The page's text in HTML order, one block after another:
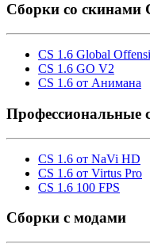
Сборки со скинами
CS 1.6 Global
CS 1.6 GO V2
CS 1.6 от Анимана
Профессиональные
CS 1.6 от NaVi HD
CS 1.6 от Virtus Pro
CS 1.6 100 FPS
Сборки с модами